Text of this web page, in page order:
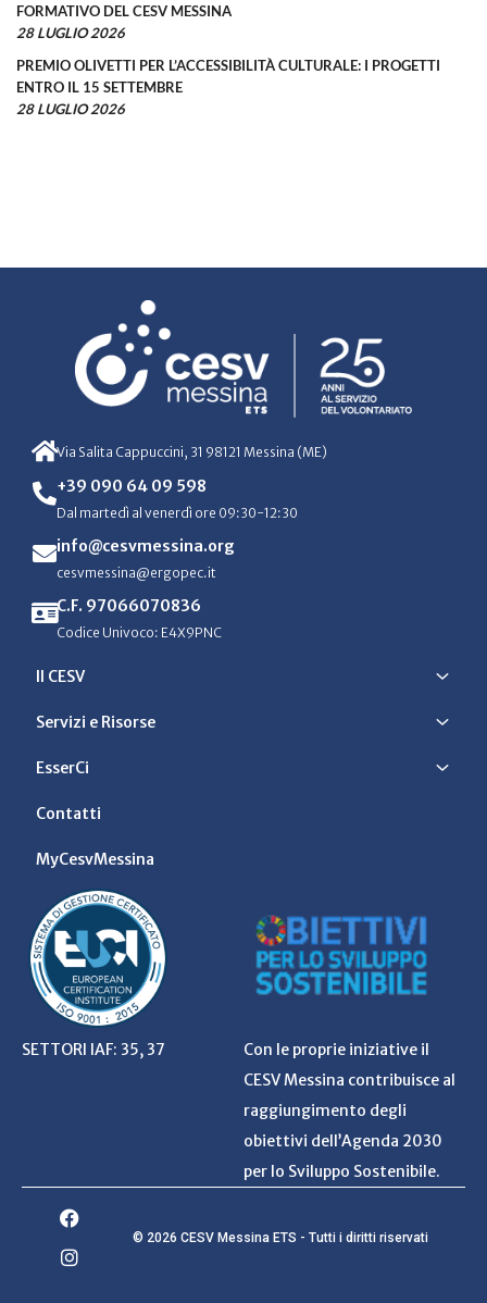
FORMATIVO DEL CESV MESSINA
28 LUGLIO 2026
PREMIO OLIVETTI PER L’ACCESSIBILITÀ CULTURALE: I PROGETTI
ENTRO IL 15 SETTEMBRE
28 LUGLIO 2026
Via Salita Cappuccini, 31 98121 Messina (ME)
+39 090 64 09 598
Dal martedì al venerdì ore 09:30-12:30
info@cesvmessina.org
cesvmessina@ergopec.it
C.F. 97066070836
Codice Univoco: E4X9PNC
Il CESV
Servizi e Risorse
EsserCi
Contatti
MyCesvMessina
SETTORI IAF: 35, 37
Con le proprie iniziative il
CESV Messina contribuisce al
raggiungimento degli
obiettivi dell’Agenda 2030
per lo Sviluppo Sostenibile.
© 2026 CESV Messina ETS - Tutti i diritti riservati